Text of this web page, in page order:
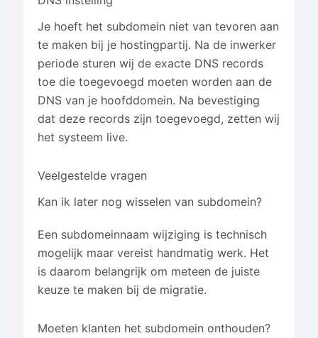
Je hoeft het subdomein niet van tevoren aan
te maken bij je hostingpartij. Na de inwerker
periode sturen wij de exacte DNS records
toe die toegevoegd moeten worden aan de
DNS van je hoofddomein. Na bevestiging
dat deze records zijn toegevoegd, zetten wij
het systeem live.
Veelgestelde vragen
Kan ik later nog wisselen van subdomein?
Een subdomeinnaam wijziging is technisch
mogelijk maar vereist handmatig werk. Het
is daarom belangrijk om meteen de juiste
keuze te maken bij de migratie.
Moeten klanten het subdomein onthouden?